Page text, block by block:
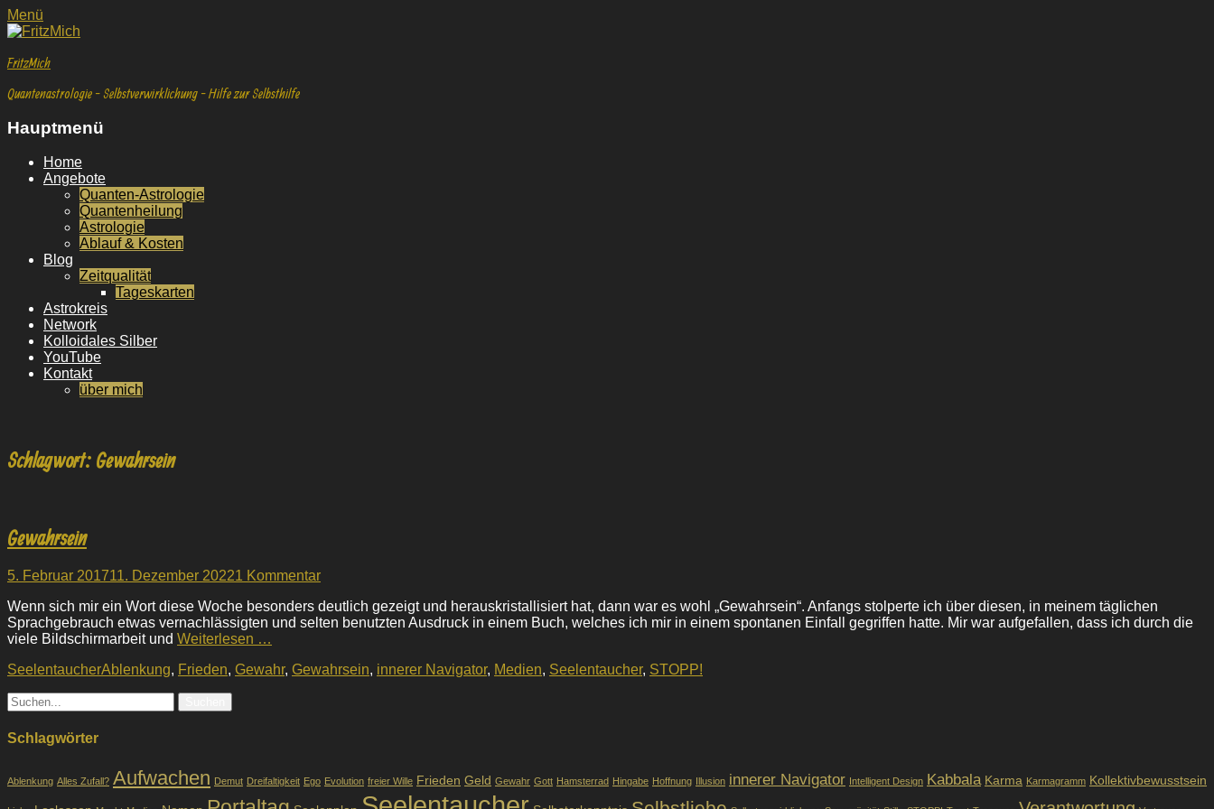
Facebook
E-
Mail
YouTube
Instagram
Facebook
E-
Mail
YouTube
Instagram
Menü
FritzMich
Quantenastrologie - Selbstverwirklichung - Hilfe zur Selbsthilfe
Hauptmenü
Weiter
zum
Home
Angebote
Quanten-Astrologie
Quantenheilung
Astrologie
Ablauf & Kosten
Blog
Zeitqualität
Tageskarten
Astrokreis
Network
Kolloidales Silber
YouTube
Kontakt
über mich
Schlagwort: Gewahrsein
Gewahrsein
Veröffentlicht
5. Februar 201711. Dezember 20221 Kommentar
Wenn sich mir ein Wort diese Woche besonders deutlich gezeigt und herauskristallisiert hat, dann war es wohl „Gewahrsein“. Anfangs stolperte ich über diesen, in meinem täglichen
Sprachgebrauch etwas vernachlässigten und selten benutzten Ausdruck in einem Buch, welches ich mir in einem spontanen Einfall gegriffen hatte. Mir war aufgefallen, dass ich durch die
viele Bildschirmarbeit und Weiterlesen …
Kategorien
SeelentaucherTags
Ablenkung, Frieden, Gewahr, Gewahrsein, innerer Navigator, Medien, Seelentaucher, STOPP!
Suche
nach:
Schlagwörter
Ablenkung Alles Zufall? Aufwachen Demut Dreifaltigkeit Ego Evolution freier Wille Frieden Geld Gewahr Gott Hamsterrad Hingabe Hoffnung Illusion innerer Navigator Intelligent Design Kabbala Karma Karmagramm Kollektivbewusstsein